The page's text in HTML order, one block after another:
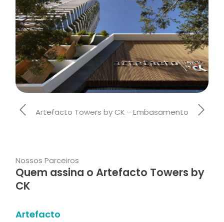
Artefacto Towers by CK - Embasamento
Nossos Parceiros
Quem assina o Artefacto Towers by
CK
Artefacto